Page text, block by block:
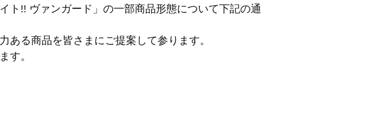
ト!! ヴァンガード」の一部商品形態について下記の通
る商品を皆さまにご提案して参ります。
す。